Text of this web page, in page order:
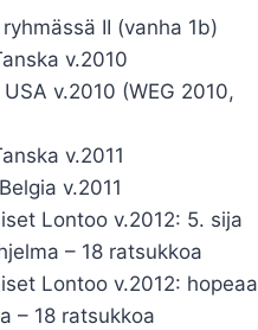
II (vanha 1b)
v.2010
v.2010 (WEG 2010,
v.2011
v.2011
Lontoo v.2012: 5. sija
– 18 ratsukkoa
Lontoo v.2012: hopeaa
– 18 ratsukkoa